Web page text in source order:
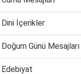
Dini İçerikler
Doğum Günü Mesajları
Edebiyat